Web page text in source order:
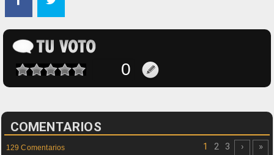
COMENTARIOS
129 Comentarios 1 2 3 › »